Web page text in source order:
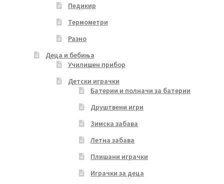
Педикир
Термометри
Разно
Деца и бебиња
Училишен прибор
Детски играчки
Батерии и полначи за батерии
Друштвени игри
Зимска забава
Летна забава
Плишани играчки
Играчки за деца